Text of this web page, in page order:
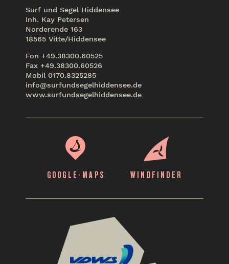
Surf und Segel Hiddensee
Inh. Kay Petersen
Norderende 163
18565 Vitte/Hiddensee
Fon +49.38300.60525
Fax +49.38300.60526
Mobil 0170.8325285
info@surfundsegelhiddensee.de
www.surfundsegelhiddensee.de
GOOGLE-MAPS WINDFINDER
VDWS